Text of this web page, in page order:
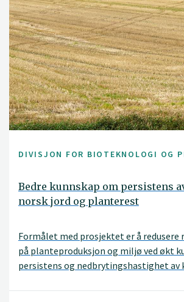
DIVISJON FOR BIOTEKNOLOGI OG
Bedre kunnskap om persistens
norsk jord og planterest
Formålet med prosjektet er å redusere
på planteproduksjon og miljø ved økt
persistens og nedbrytingshastighet av